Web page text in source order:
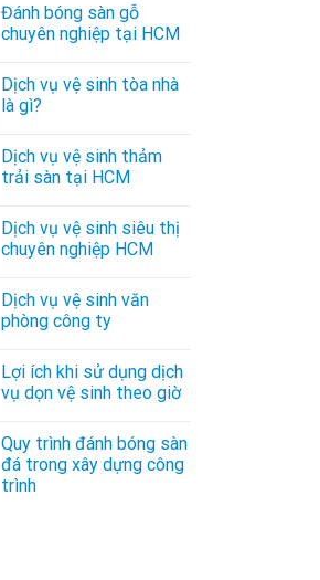
Đánh bóng sàn gỗ
chuyên nghiệp tại HCM
Dịch vụ vệ sinh tòa nhà
là gì?
Dịch vụ vệ sinh thảm
trải sàn tại HCM
Dịch vụ vệ sinh siêu thị
chuyên nghiệp HCM
Dịch vụ vệ sinh văn
phòng công ty
Lợi ích khi sử dụng dịch
vụ dọn vệ sinh theo giờ
Quy trình đánh bóng sàn
đá trong xây dựng công
trình